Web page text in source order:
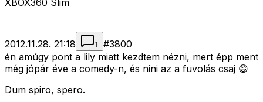
XBOX360 Slim
2012.11.28. 21:18 1 #3800
én amúgy pont a lily miatt kezdtem nézni, mert épp ment
még jópár éve a comedy-n, és nini az a fuvolás csaj 😄
Dum spiro, spero.